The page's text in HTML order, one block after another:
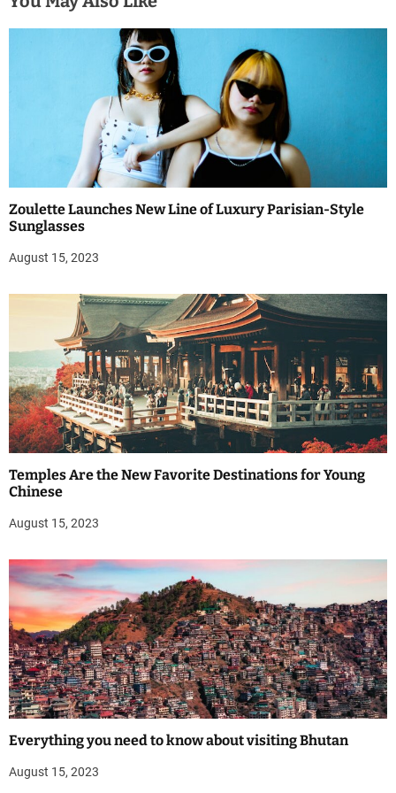
Zoulette Launches New Line of Luxury Parisian-Style
Sunglasses
August 15, 2023
Temples Are the New Favorite Destinations for Young
Chinese
August 15, 2023
Everything you need to know about visiting Bhutan
August 15, 2023